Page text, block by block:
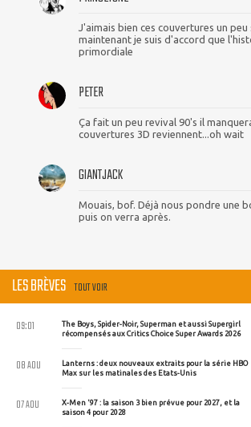
J'aimais bien ces couvertures un peu
maintenant je suis d'accord que
primordiale
PETER
Ça fait un peu revival 90's il
couvertures 3D reviennent...oh wait
GIANTJACK
Mouais, bof. Déjà nous pondre une
puis on verra après.
LES BRÈVES TOUT VOIR
The Boys, Spider-Noir, Superman et aussi Supergirl
récompensés aux Critics Choice Super Awards 2026
09:01
Lanterns : deux nouveaux extraits pour la série HBO
Max sur les matinales des Etats-Unis
08 AOU
X-Men '97 : la saison 3 bien prévue pour 2027, et la
saison 4 pour 2028
07 AOU